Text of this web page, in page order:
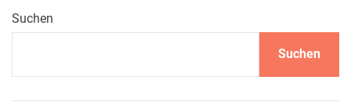
Suchen
Suchen